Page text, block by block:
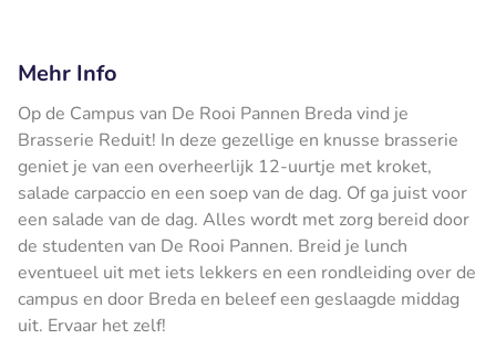
Mehr Info
Op de Campus van De Rooi Pannen Breda vind je
Brasserie Reduit! In deze gezellige en knusse brasserie
geniet je van een overheerlijk 12-uurtje met kroket,
salade carpaccio en een soep van de dag. Of ga juist voor
een salade van de dag. Alles wordt met zorg bereid door
de studenten van De Rooi Pannen. Breid je lunch
eventueel uit met iets lekkers en een rondleiding over de
campus en door Breda en beleef een geslaagde middag
uit. Ervaar het zelf!